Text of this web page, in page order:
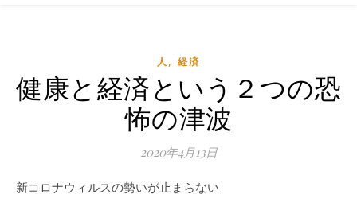
人 , 経済
健康と経済という２つの恐
怖の津波
2020年4月13日
新コロナウィルスの勢いが止まらない